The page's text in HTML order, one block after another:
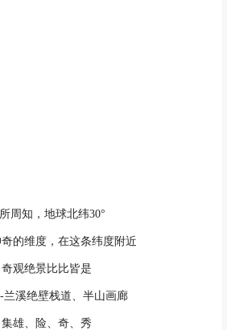
周知，地球北纬30°
的维度，在这条纬度附近
奇观绝景比比皆是
兰溪绝壁栈道、半山画廊
集雄、险、奇、秀